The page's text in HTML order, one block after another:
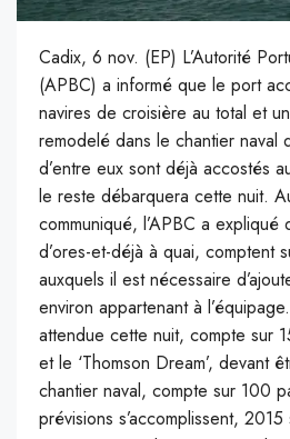
Cadix, 6 nov. (EP) L’Autorité
(APBC) a informé que le port
navires de croisière au total et
remodelé dans le chantier naval
d’entre eux sont déjà accostés
le reste débarquera cette nuit.
communiqué, l’APBC a
d’ores-et-déjà à quai, comptent
auxquels il est nécessaire
environ appartenant à
attendue cette nuit, compte sur
et le ‘Thomson Dream’, devant
chantier naval, compte sur 100
prévisions s’accomplissent, 2015